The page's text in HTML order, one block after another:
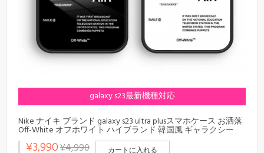
galaxy s23最新機種対応
Nike ナイキ ブランド galaxy s23 ultra plusスマホケース お洒落
Off-White オフホワイト ハイブランド 韓国風 ギャラクシー
s23 ultra s23 plusケース Jordan ジョーダン レディースメンズ激
安おしゃれgalaxy s23 s22 s21 plus ultra サムソンnote20ケース
¥3,990¥4,990